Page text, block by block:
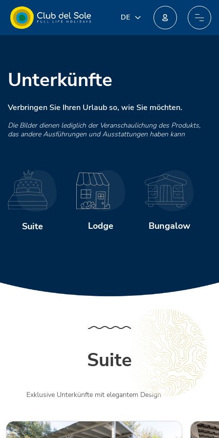
DE
Unterkünfte
Verbringen Sie Ihren Urlaub so, wie Sie möchten.
Die Bilder dienen lediglich der Veranschaulichung des Produkts,
das andere Ausführungen und Ausstattungen haben kann
Suite Lodge Bungalow
Suite
Exklusive Unterkünfte mit elegantem Design